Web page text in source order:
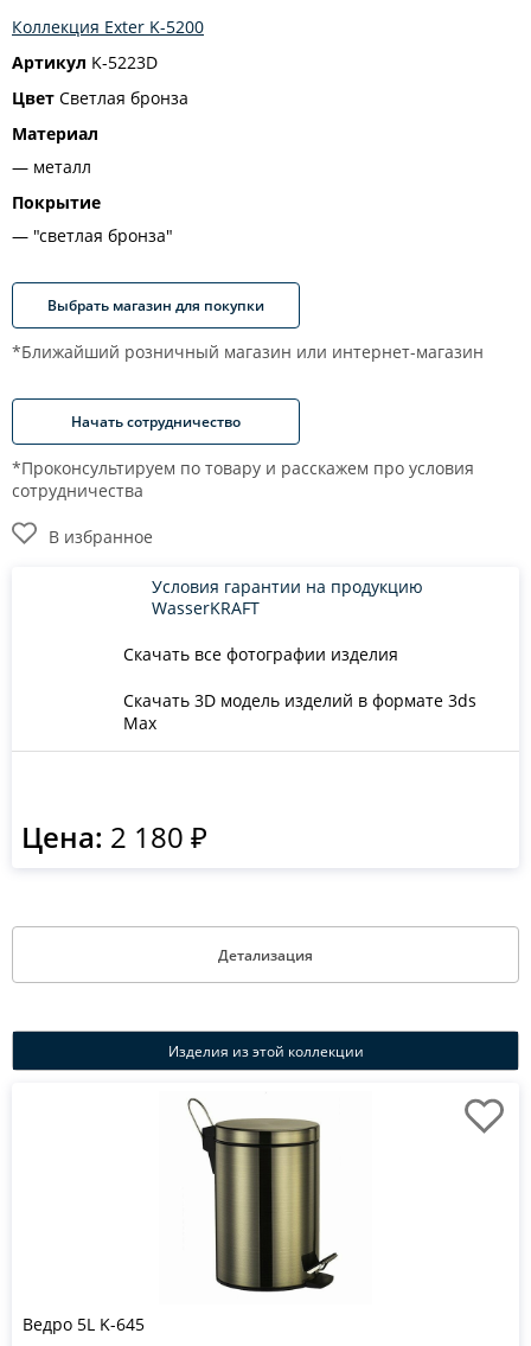
Коллекция Exter K-5200
Артикул K-5223D
Цвет Светлая бронза
Материал
металл
Покрытие
"светлая бронза"
Выбрать магазин для покупки
*Ближайший розничный магазин или интернет-магазин
Начать сотрудничество
*Проконсультируем по товару и расскажем про условия
сотрудничества
В избранное
Скачать все фотографии изделия
Скачать 3D модель изделий в формате 3ds
Max
Условия гарантии на продукцию
WasserKRAFT
Цена: 2 180 ₽
Детализация
Изделия из этой коллекции
Ведро 5L K-645